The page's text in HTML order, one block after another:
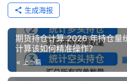
生成海报
期货持仓计算 2026 年持仓量
计算该如何精准操作？
上一篇